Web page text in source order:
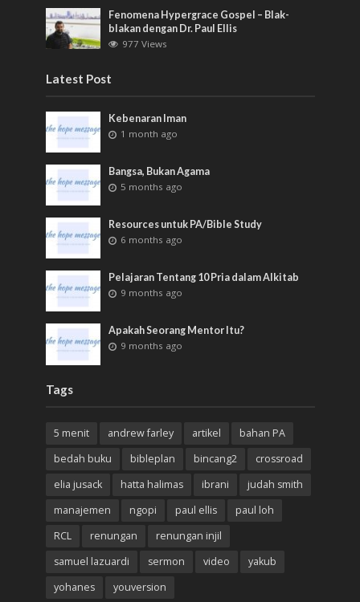
Fenomena Hypergrace Gospel – Blak-
blakan dengan Dr. Paul Ellis
977 Views
Latest Post
Kebenaran Iman
1 month ago
Bangsa, Bukan Agama
5 months ago
Resources untuk PA/Bible Study
6 months ago
Pelajaran Tentang 10 Pria dalam Alkitab
9 months ago
Apakah Seorang Mentor Itu?
9 months ago
Tags
5 menit andrew farley artikel
bahan PA
bedah buku
bibleplan bincang2
crossroad
elia jusack
hatta halimas ibrani
judah smith
manajemen
ngopi paul ellis
paul loh
RCL
renungan
renungan injil
samuel lazuardi
sermon video
yakub
yohanes
youversion